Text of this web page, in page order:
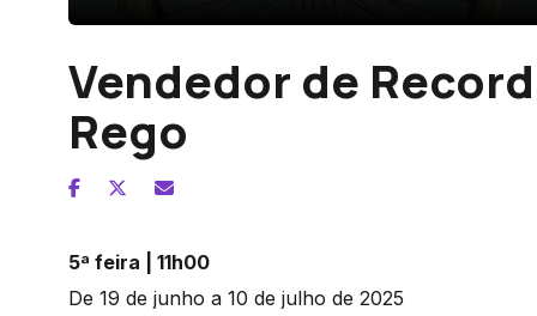
Vendedor de
Rego
5ª feira | 11h00
De 19 de junho a 10 de julho de 2025